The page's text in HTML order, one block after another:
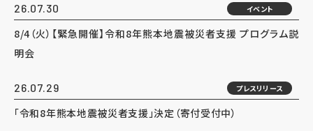
26.07.30 イベント
8/4（火）【緊急開催】令和8年熊本地震被災者支援 プログラム説
明会
26.07.29 プレスリリース
「令和8年熊本地震被災者支援」決定（寄付受付中）